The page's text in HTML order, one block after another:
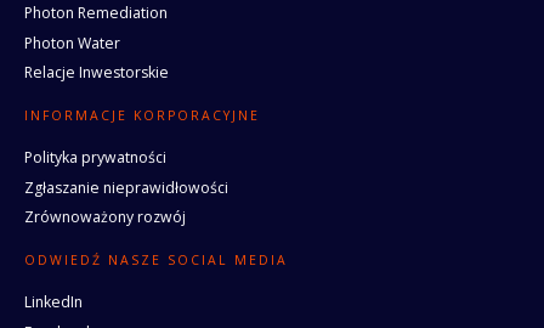
Photon Remediation
Photon Water
Relacje Inwestorskie
INFORMACJE KORPORACYJNE
Polityka prywatności
Zgłaszanie nieprawidłowości
Zrównoważony rozwój
ODWIEDŹ NASZE SOCIAL MEDIA
LinkedIn